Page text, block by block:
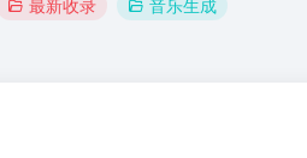
最新收录 音乐生成